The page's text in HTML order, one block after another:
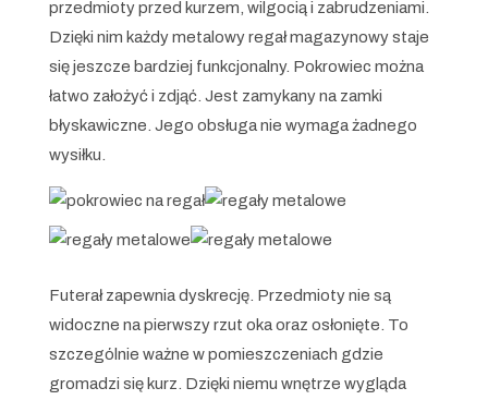
przedmioty przed kurzem, wilgocią i zabrudzeniami.
Dzięki nim każdy metalowy regał magazynowy staje
się jeszcze bardziej funkcjonalny. Pokrowiec można
łatwo założyć i zdjąć. Jest zamykany na zamki
błyskawiczne. Jego obsługa nie wymaga żadnego
wysiłku.
Futerał zapewnia dyskrecję. Przedmioty nie są
widoczne na pierwszy rzut oka oraz osłonięte. To
szczególnie ważne w pomieszczeniach gdzie
gromadzi się kurz. Dzięki niemu wnętrze wygląda